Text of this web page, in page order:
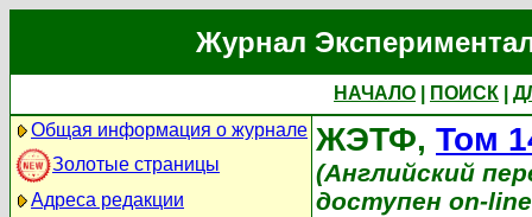
Журнал
НАЧАЛО ПОИСК
Общая информация о журнале
Золотые страницы
Адреса редакции
ЖЭТФ, Том
(Английский
доступен on-